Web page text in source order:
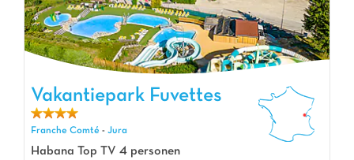
Vakantiepark Fuvettes, Vakantiepark Franche Comté
Vakantiepark Fuvettes
Franche Comté - Jura
Habana Top TV 4 personen